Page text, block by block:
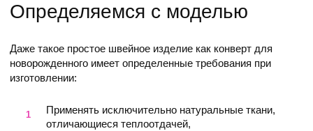
Определяемся с моделью
Даже такое простое швейное изделие как конверт для
новорожденного имеет определенные требования при
изготовлении:
Применять исключительно натуральные ткани,
отличающиеся теплоотдачей,